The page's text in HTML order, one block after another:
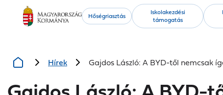
Kiemelt
tartalmak
Hőségriasztás
Iskolakezdési
támogatás
Hírek Gajdos László: A BYD-től nemcsak